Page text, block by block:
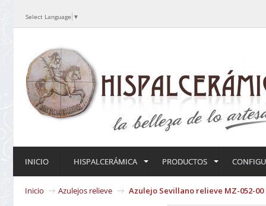
Select Language ▼
INICIO HISPALCERÁMICA PRODUCTOS
Inicio Azulejos relieve Azulejo Sevillano relieve MZ-052-00